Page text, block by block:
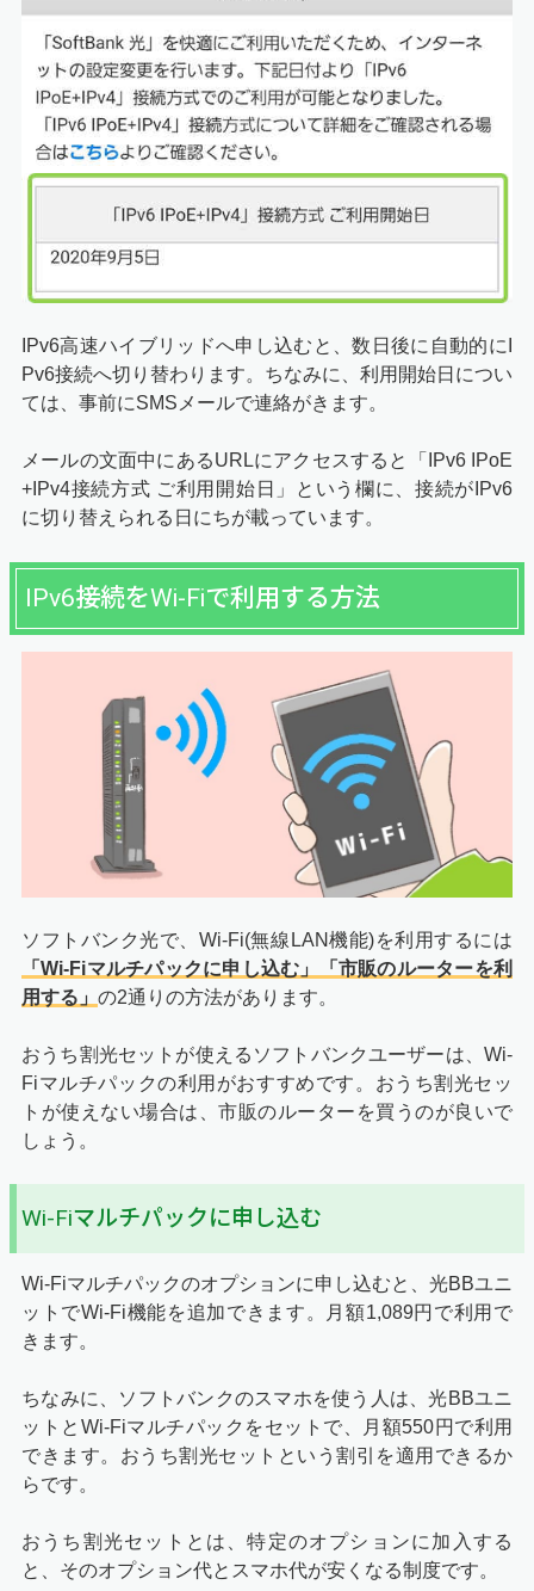
IPv6高速ハイブリッドへ申し込むと、数日後に自動的にI
Pv6接続へ切り替わります。ちなみに、利用開始日につい
ては、事前にSMSメールで連絡がきます。
メールの文面中にあるURLにアクセスすると「IPv6 IPoE
+IPv4接続方式 ご利用開始日」という欄に、接続がIPv6
に切り替えられる日にちが載っています。
IPv6接続をWi-Fiで利用する方法
ソフトバンク光で、Wi-Fi(無線LAN機能)を利用するには
「Wi-Fiマルチパックに申し込む」「市販のルーターを利
用する」 の2通りの方法があります。
おうち割光セットが使えるソフトバンクユーザーは、Wi-
Fiマルチパックの利用がおすすめです。おうち割光セッ
トが使えない場合は、市販のルーターを買うのが良いで
しょう。
Wi-Fiマルチパックに申し込む
Wi-Fiマルチパックのオプションに申し込むと、光BBユニ
ットでWi-Fi機能を追加できます。月額1,089円で利用で
きます。
ちなみに、ソフトバンクのスマホを使う人は、光BBユニ
ットとWi-Fiマルチパックをセットで、月額550円で利用
できます。おうち割光セットという割引を適用できるか
らです。
おうち割光セットとは、特定のオプションに加入する
と、そのオプション代とスマホ代が安くなる制度です。